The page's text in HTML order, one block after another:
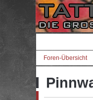
Foren-Übersicht